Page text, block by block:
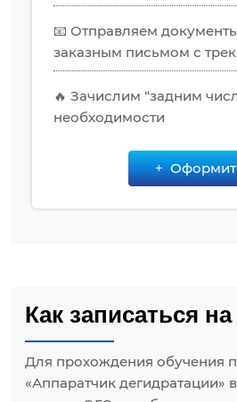
📧 Отправляем
заказным письмом с
🔥 Зачислим “задним
необходимости
Как записаться
Для прохождения обучения
«Аппаратчик дегидратации»